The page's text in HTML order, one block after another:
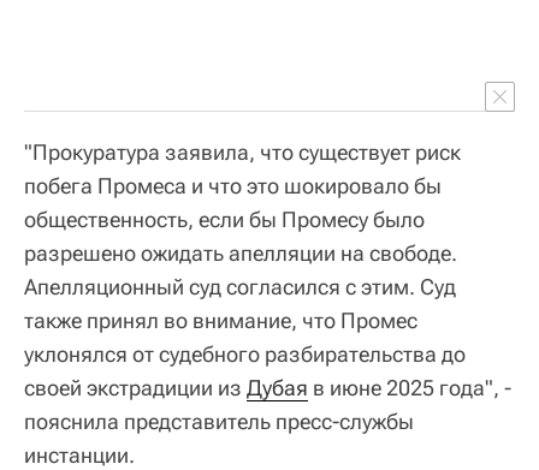
"Прокуратура заявила, что существует риск
побега Промеса и что это шокировало бы
общественность, если бы Промесу было
разрешено ожидать апелляции на свободе.
Апелляционный суд согласился с этим. Суд
также принял во внимание, что Промес
уклонялся от судебного разбирательства до
своей экстрадиции из Дубая в июне 2025 года", -
пояснила представитель пресс-службы
инстанции.